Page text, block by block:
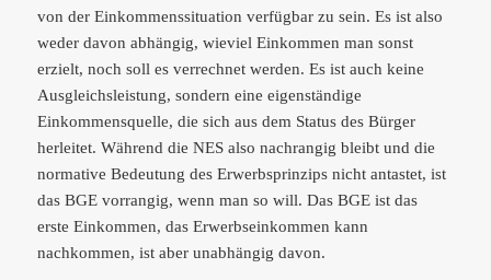
von der Einkommenssituation verfügbar zu sein. Es ist also
weder davon abhängig, wieviel Einkommen man sonst
erzielt, noch soll es verrechnet werden. Es ist auch keine
Ausgleichsleistung, sondern eine eigenständige
Einkommensquelle, die sich aus dem Status des Bürger
herleitet. Während die NES also nachrangig bleibt und die
normative Bedeutung des Erwerbsprinzips nicht antastet, ist
das BGE vorrangig, wenn man so will. Das BGE ist das
erste Einkommen, das Erwerbseinkommen kann
nachkommen, ist aber unabhängig davon.